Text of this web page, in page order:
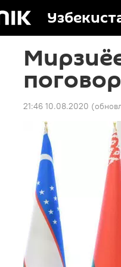
21:46 10.08.2020